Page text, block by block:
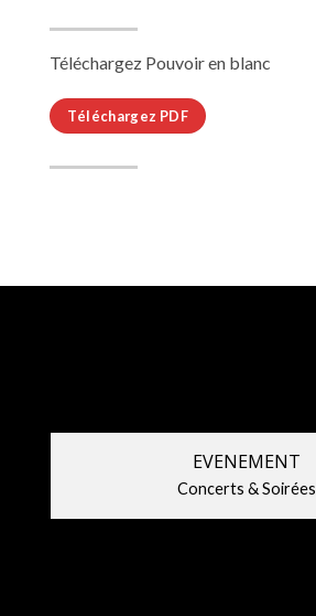
Téléchargez Pouvoir en blanc
Téléchargez PDF
EVENEMENT
Concerts & Soirées